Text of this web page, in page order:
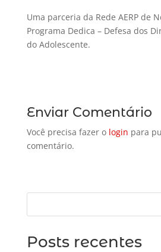
Uma parceria da Rede AERP de
Programa Dedica – Defesa dos
do Adolescente.
Enviar Comentário
Você precisa fazer o login para
comentário.
Posts recentes